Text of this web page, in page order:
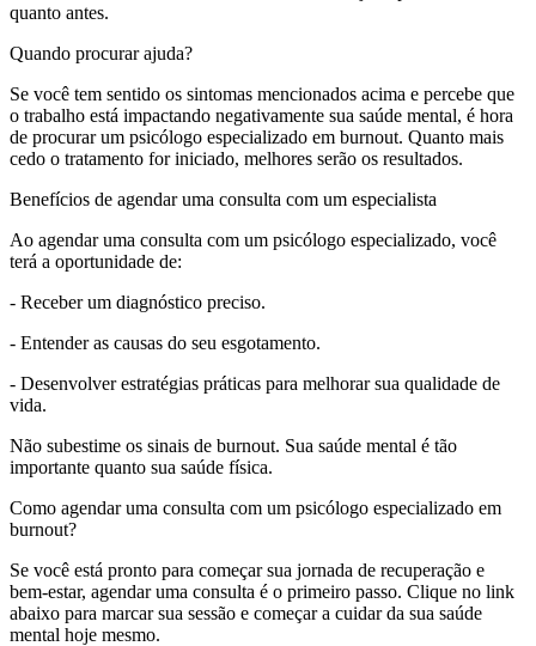
quanto antes.
Quando procurar ajuda?
Se você tem sentido os sintomas mencionados acima e percebe que
o trabalho está impactando negativamente sua saúde mental, é hora
de procurar um psicólogo especializado em burnout. Quanto mais
cedo o tratamento for iniciado, melhores serão os resultados.
Benefícios de agendar uma consulta com um especialista
Ao agendar uma consulta com um psicólogo especializado, você
terá a oportunidade de:
- Receber um diagnóstico preciso.
- Entender as causas do seu esgotamento.
- Desenvolver estratégias práticas para melhorar sua qualidade de
vida.
Não subestime os sinais de burnout. Sua saúde mental é tão
importante quanto sua saúde física.
Como agendar uma consulta com um psicólogo especializado em
burnout?
Se você está pronto para começar sua jornada de recuperação e
bem-estar, agendar uma consulta é o primeiro passo. Clique no link
abaixo para marcar sua sessão e começar a cuidar da sua saúde
mental hoje mesmo.